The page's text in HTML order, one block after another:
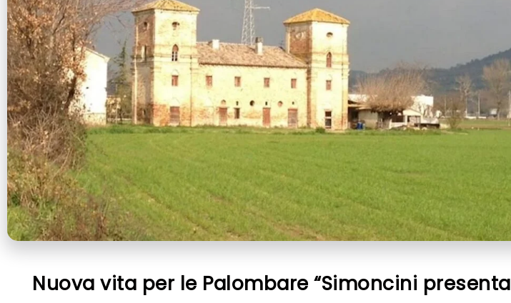
Nuova vita per le Palombare “Simoncini presenta